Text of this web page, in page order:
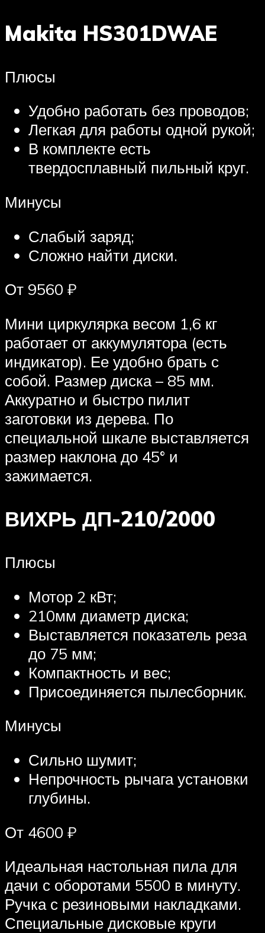
Makita HS301DWAE
Плюсы
Удобно работать без проводов;
Легкая для работы одной рукой;
В комплекте есть
твердосплавный пильный круг.
Минусы
Слабый заряд;
Сложно найти диски.
От 9560 ₽
Мини циркулярка весом 1,6 кг
работает от аккумулятора (есть
индикатор). Ее удобно брать с
собой. Размер диска – 85 мм.
Аккуратно и быстро пилит
заготовки из дерева. По
специальной шкале выставляется
размер наклона до 45° и
зажимается.
ВИХРЬ ДП-210/2000
Плюсы
Мотор 2 кВт;
210мм диаметр диска;
Выставляется показатель реза
до 75 мм;
Компактность и вес;
Присоединяется пылесборник.
Минусы
Сильно шумит;
Непрочность рычага установки
глубины.
От 4600 ₽
Идеальная настольная пила для
дачи с оборотами 5500 в минуту.
Ручка с резиновыми накладками.
Специальные дисковые круги